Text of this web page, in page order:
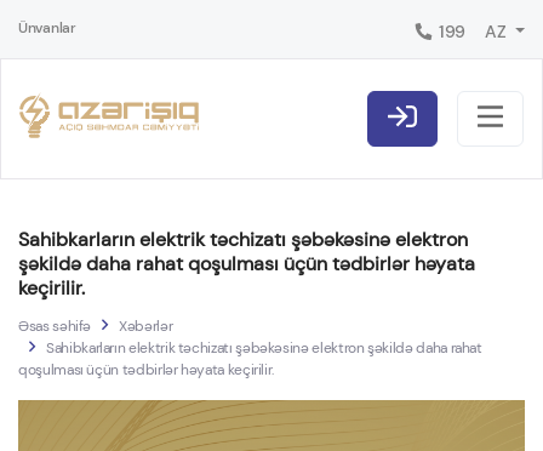
Ünvanlar 199 AZ
Sahibkarların elektrik təchizatı şəbəkəsinə elektron
şəkildə daha rahat qoşulması üçün tədbirlər həyata
keçirilir.
Əsas səhifə
Xəbərlər
Sahibkarların elektrik təchizatı şəbəkəsinə elektron şəkildə daha rahat
qoşulması üçün tədbirlər həyata keçirilir.